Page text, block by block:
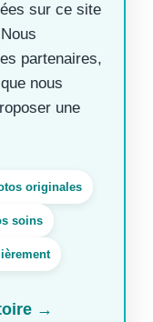
sur ce site
partenaires,
nous
une
originales
soins
→